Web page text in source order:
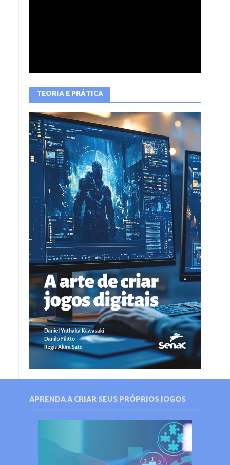
TEORIA E PRÁTICA
APRENDA A CRIAR SEUS PRÓPRIOS JOGOS